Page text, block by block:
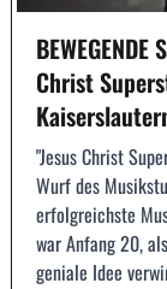
BEWEGENDE
Christ
"Jesus Christ
Wurf des
erfolgreichste
war Anfang 20,
geniale Idee